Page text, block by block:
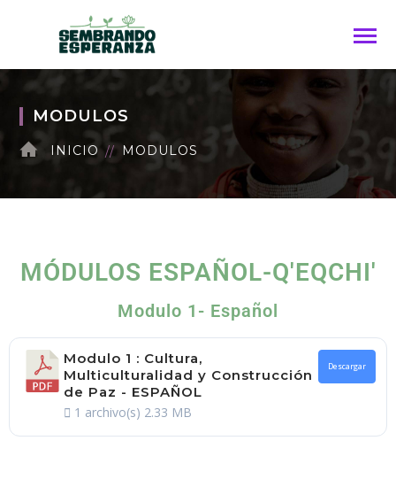
MODULOS
INICIO MODULOS
MÓDULOS ESPAÑOL-Q'EQCHI'
Modulo 1- Español
Modulo 1 : Cultura,
Multiculturalidad y Construcción
de Paz - ESPAÑOL
1 archivo(s) 2.33 MB
Descargar